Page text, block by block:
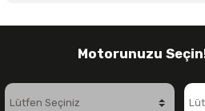
Motorunuzu